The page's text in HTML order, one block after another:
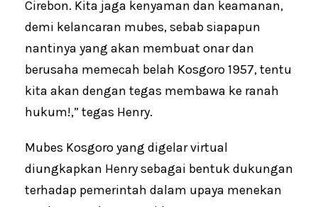
Cirebon. Kita jaga kenyaman dan keamanan,
demi kelancaran mubes, sebab siapapun
nantinya yang akan membuat onar dan
berusaha memecah belah Kosgoro 1957, tentu
kita akan dengan tegas membawa ke ranah
hukum!,” tegas Henry.
Mubes Kosgoro yang digelar virtual
diungkapkan Henry sebagai bentuk dukungan
terhadap pemerintah dalam upaya menekan